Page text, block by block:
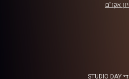
אקו"ם
STUDIO DAY